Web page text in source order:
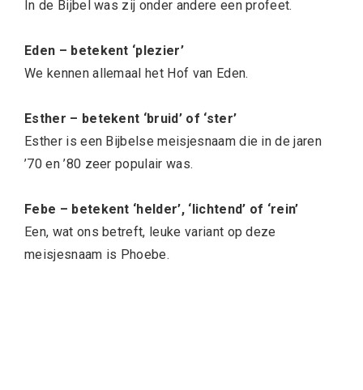
In de Bijbel was zij onder andere een profeet.
Eden – betekent ‘plezier’
We kennen allemaal het Hof van Eden.
Esther – betekent ‘bruid’ of ‘ster’
Esther is een Bijbelse meisjesnaam die in de jaren
’70 en ’80 zeer populair was.
Febe – betekent ‘helder’, ‘lichtend’ of ‘rein’
Een, wat ons betreft, leuke variant op deze
meisjesnaam is Phoebe.